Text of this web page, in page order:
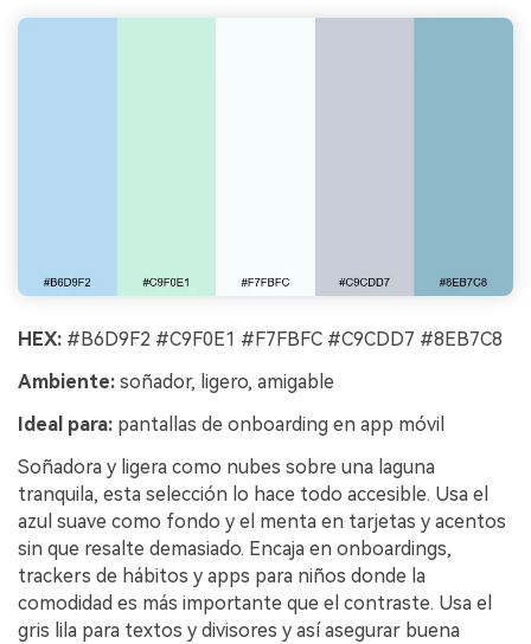
HEX: #B6D9F2 #C9F0E1 #F7FBFC #C9CDD7 #8EB7C8
Ambiente: soñador, ligero, amigable
Ideal para: pantallas de onboarding en app móvil
Soñadora y ligera como nubes sobre una laguna
tranquila, esta selección lo hace todo accesible. Usa el
azul suave como fondo y el menta en tarjetas y acentos
sin que resalte demasiado. Encaja en onboardings,
trackers de hábitos y apps para niños donde la
comodidad es más importante que el contraste. Usa el
gris lila para textos y divisores y así asegurar buena